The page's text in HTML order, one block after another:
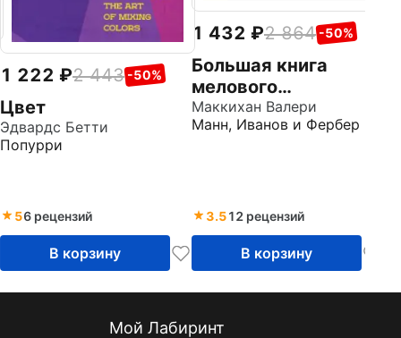
1 222 2 443 -50%
Цвет
Эдвардс Бетти
Попурри
56 рецензий
В корзину
1 432 2 864 -50%
Большая книга
мелового
леттеринга.
Создавай и
Маккихан Валери
Манн, Иванов и Фербер
3.512 рецензий
В корзину
Мой Лабиринт